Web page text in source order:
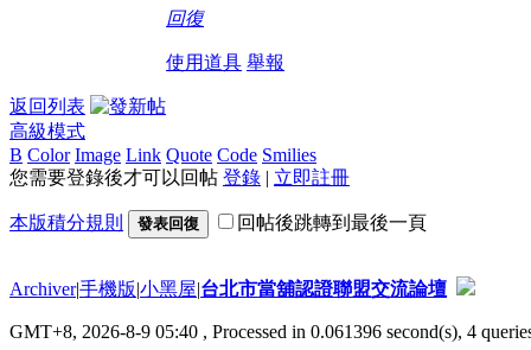
回復
使用道具 舉報
返回列表
高級模式
B Color Image Link Quote Code Smilies
您需要登錄後才可以回帖 登錄 | 立即註冊
本版積分規則 發表回復 回帖後跳轉到最後一頁
Archiver|手機版|小黑屋|台北市當舖認證聯盟交流論壇
GMT+8, 2026-8-9 05:40 , Processed in 0.061396 second(s), 4